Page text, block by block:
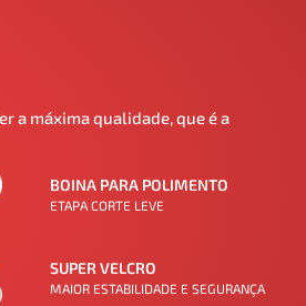
a máxima qualidade, que é a
BOINA PARA POLIMENTO
ETAPA CORTE LEVE
SUPER VELCRO
MAIOR ESTABILIDADE E SEGURANÇA